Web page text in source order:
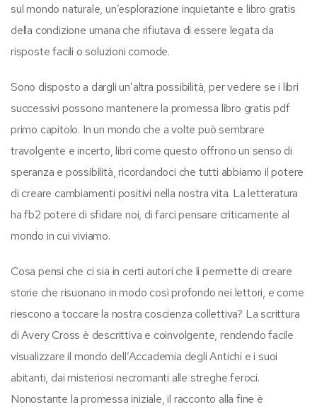
sul mondo naturale, un’esplorazione inquietante e libro gratis
della condizione umana che rifiutava di essere legata da
risposte facili o soluzioni comode.
Sono disposto a dargli un’altra possibilità, per vedere se i libri
successivi possono mantenere la promessa libro gratis pdf
primo capitolo. In un mondo che a volte può sembrare
travolgente e incerto, libri come questo offrono un senso di
speranza e possibilità, ricordandoci che tutti abbiamo il potere
di creare cambiamenti positivi nella nostra vita. La letteratura
ha fb2 potere di sfidare noi, di farci pensare criticamente al
mondo in cui viviamo.
Cosa pensi che ci sia in certi autori che li permette di creare
storie che risuonano in modo così profondo nei lettori, e come
riescono a toccare la nostra coscienza collettiva? La scrittura
di Avery Cross è descrittiva e coinvolgente, rendendo facile
visualizzare il mondo dell’Accademia degli Antichi e i suoi
abitanti, dai misteriosi necromanti alle streghe feroci.
Nonostante la promessa iniziale, il racconto alla fine è